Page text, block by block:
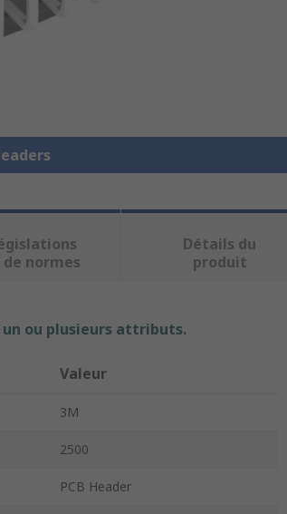
normes
Détails du
produit
ou plusieurs attributs.
Valeur
3M
2500
PCB Header